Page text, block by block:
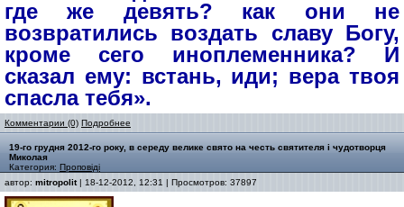
где же девять? как они не
возвратились воздать славу Богу,
кроме сего иноплеменника? И
сказал ему: встань, иди; вера твоя
спасла тебя».
Комментарии (0) Подробнее
19-го грудня 2012-го року, в середу велике свято на честь святителя і чудотворця
Миколая
Категория: Проповіді
автор: mitropolit| 18-12-2012, 12:31 | Просмотров: 37897